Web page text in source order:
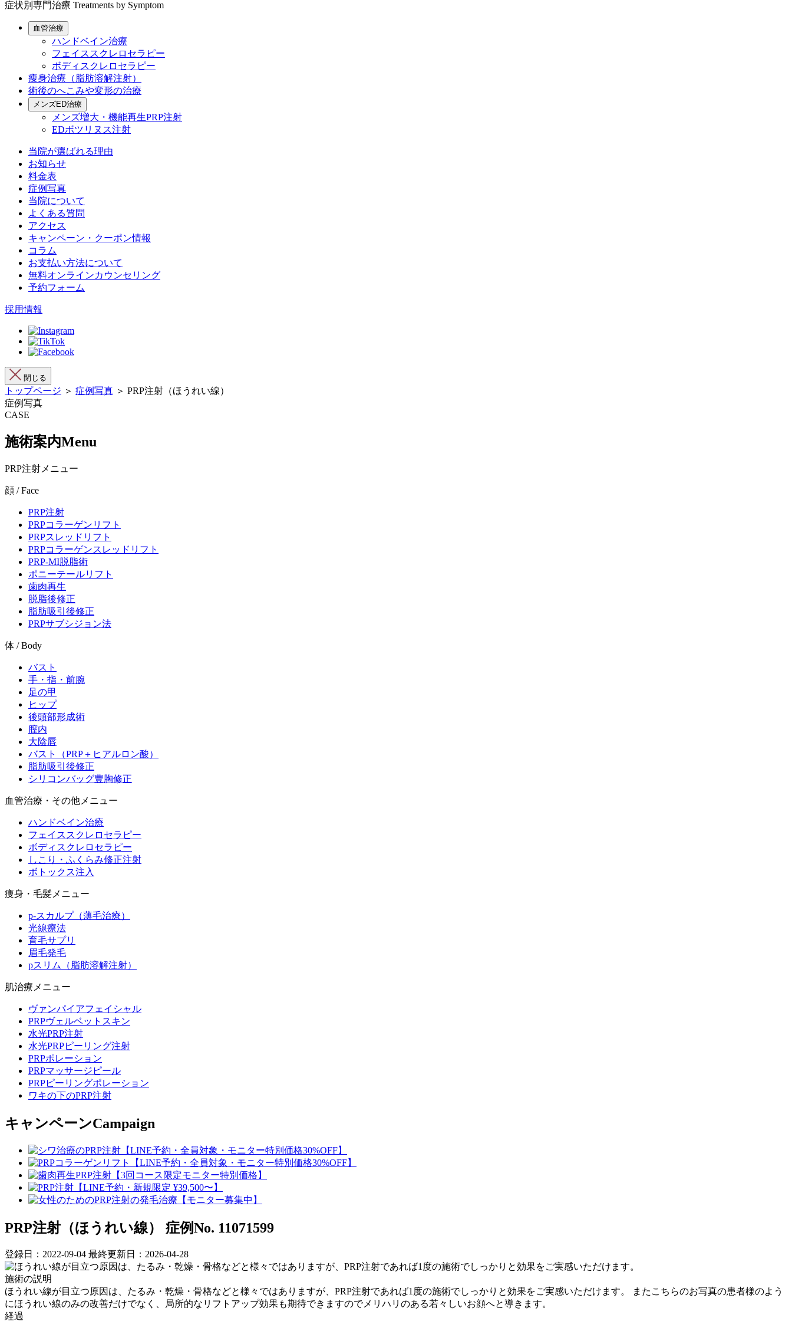
症状別専門治療 Treatments by Symptom
血管治療
ハンドベイン治療
フェイススクレロセラピー
ボディスクレロセラピー
痩身治療（脂肪溶解注射）
術後のへこみや変形の治療
メンズED治療
メンズ増大・機能再生PRP注射
EDボツリヌス注射
当院が選ばれる理由
お知らせ
料金表
症例写真
当院について
よくある質問
アクセス
キャンペーン・クーポン情報
コラム
お支払い方法について
無料オンラインカウンセリング
予約フォーム
採用情報
閉じる
トップページ ＞ 症例写真 ＞ PRP注射（ほうれい線）
症例写真
CASE
施術案内Menu
PRP注射メニュー
顔 / Face
PRP注射
PRPコラーゲンリフト
PRPスレッドリフト
PRPコラーゲンスレッドリフト
PRP-MI脱脂術
ポニーテールリフト
歯肉再生
脱脂後修正
脂肪吸引後修正
PRPサブシジョン法
体 / Body
バスト
手・指・前腕
足の甲
ヒップ
後頭部形成術
膣内
大陰唇
バスト（PRP＋ヒアルロン酸）
脂肪吸引後修正
シリコンバッグ豊胸修正
血管治療・その他メニュー
ハンドベイン治療
フェイススクレロセラピー
ボディスクレロセラピー
しこり・ふくらみ修正注射
ボトックス注入
痩身・毛髪メニュー
p-スカルプ（薄毛治療）
光線療法
育毛サプリ
眉毛発毛
pスリム（脂肪溶解注射）
肌治療メニュー
ヴァンパイアフェイシャル
PRPヴェルベットスキン
水光PRP注射
水光PRPピーリング注射
PRPポレーション
PRPマッサージピール
PRPピーリングポレーション
ワキの下のPRP注射
キャンペーンCampaign
PRP注射（ほうれい線） 症例No. 11071599
登録日：2022-09-04 最終更新日：2026-04-28
施術の説明
ほうれい線が目立つ原因は、たるみ・乾燥・骨格などと様々ではありますが、PRP注射であれば1度の施術でしっかりと効果をご実感いただけます。 ⁡またこちらのお写真の患者様のよう
にほうれい線のみの改善だけでなく、局所的なリフトアップ効果も期待できますのでメリハリのある若々しいお顔へと導きます。
経過